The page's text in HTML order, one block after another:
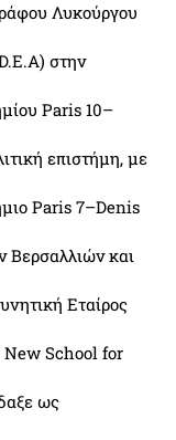
Λυκούργου
στην
Paris 10–
επιστήμη, με
Paris 7–Denis
Βερσαλλιών και
Εταίρος
School for
ως